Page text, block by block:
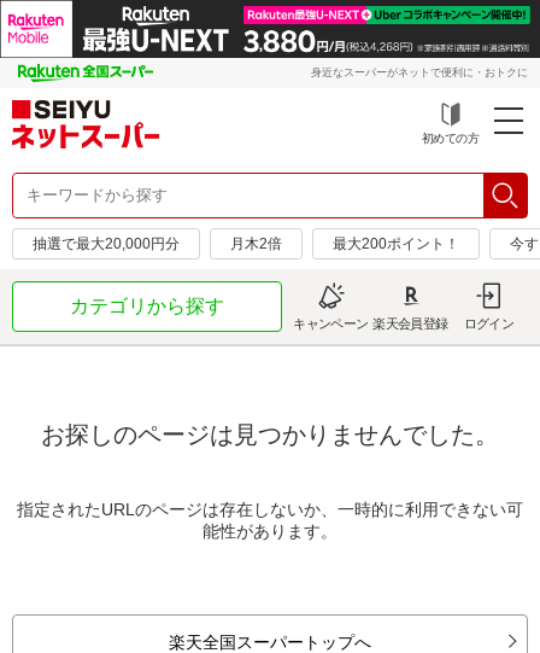
身近なスーパーがネットで便利に・おトクに
初めての方
抽選で最大20,000円分 月木2倍 最大200ポイント！ 今
カテゴリから探す
キャンペーン 楽天会員登録 ログイン
お探しのページは見つかりませんでした。
指定されたURLのページは存在しないか、一時的に利用できない可
能性があります。
楽天全国スーパートップへ